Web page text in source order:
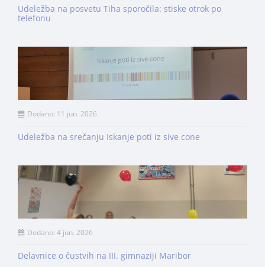
Udeležba na posvetu Tiha sporočila: stiske otrok po
telefonu
Dodano: 11 jun. 2026
Udeležba na srečanju Iskanje poti iz sive cone
Dodano: 4 jun. 2026
Delavnice o čustvih na III. gimnaziji Maribor